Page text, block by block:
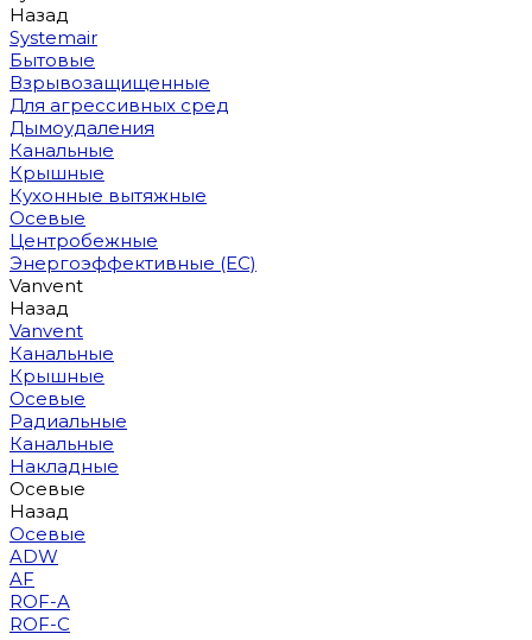
Назад
Systemair
Бытовые
Взрывозащищенные
Для агрессивных сред
Дымоудаления
Канальные
Крышные
Кухонные вытяжные
Осевые
Центробежные
Энергоэффективные (EC)
Vanvent
Назад
Vanvent
Канальные
Крышные
Осевые
Радиальные
Канальные
Накладные
Осевые
Назад
Осевые
ADW
AF
ROF-A
ROF-C